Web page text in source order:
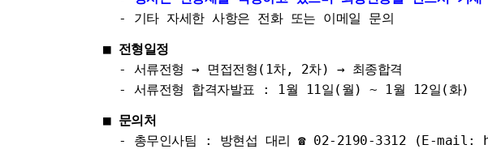
- 기타 자세한 사항은 전화 또는 이메일 문의
■전형일정
- 서류전형 → 면접전형(1차, 2차) → 최종합격
- 서류전형 합격자발표 : 1월 11일(월) ~ 1월 12일(화)
■문의처
- 총무인사팀 : 방현섭 대리 ☎ 02-2190-3312 (E-mail: